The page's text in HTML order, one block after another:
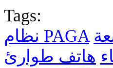
Tags:
نظام PAGA
هاتف طوارئ